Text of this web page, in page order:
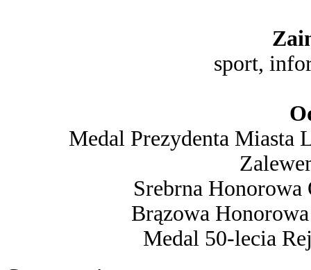
sport,
Medal Prezydenta Miasta
Srebrna
Brązowa
Medal 50-lecia